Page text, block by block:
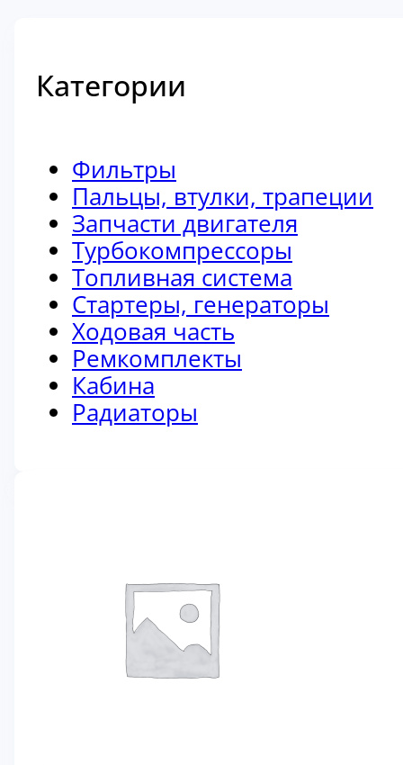
Категории
Фильтры
Пальцы, втулки, трапеции
Запчасти двигателя
Турбокомпрессоры
Топливная система
Стартеры, генераторы
Ходовая часть
Ремкомплекты
Кабина
Радиаторы